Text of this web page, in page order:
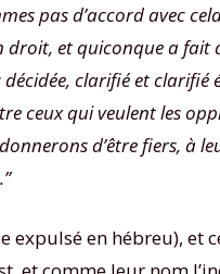
pas d’accord avec
et quiconque a fait
clarifié et
ceux qui veulent les
d’être fiers, à
expulsé en hébreu), et